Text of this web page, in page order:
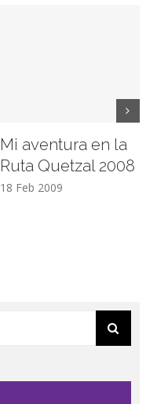
Mi aventura en la
Ruta Quetzal 2008
18 Feb 2009